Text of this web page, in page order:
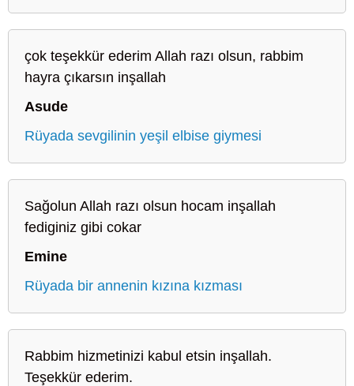
çok teşekkür ederim Allah razı olsun, rabbim
hayra çıkarsın inşallah
Asude
Rüyada sevgilinin yeşil elbise giymesi
Sağolun Allah razı olsun hocam inşallah
fediginiz gibi cokar
Emine
Rüyada bir annenin kızına kızması
Rabbim hizmetinizi kabul etsin inşallah.
Teşekkür ederim.